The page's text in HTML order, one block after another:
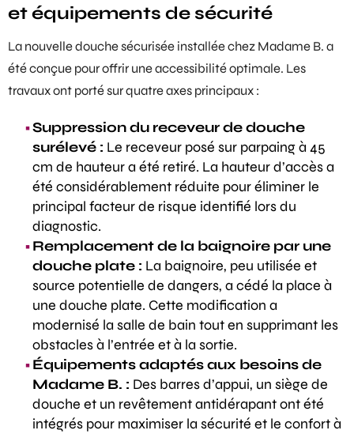
et équipements de sécurité
La nouvelle douche sécurisée installée chez Madame B. a
été conçue pour offrir une accessibilité optimale. Les
travaux ont porté sur quatre axes principaux :
Suppression du receveur de douche
surélevé : Le receveur posé sur parpaing à 45
cm de hauteur a été retiré. La hauteur d’accès a
été considérablement réduite pour éliminer le
principal facteur de risque identifié lors du
diagnostic.
Remplacement de la baignoire par une
douche plate : La baignoire, peu utilisée et
source potentielle de dangers, a cédé la place à
une douche plate. Cette modification a
modernisé la salle de bain tout en supprimant les
obstacles à l’entrée et à la sortie.
Équipements adaptés aux besoins de
Madame B. : Des barres d’appui, un siège de
douche et un revêtement antidérapant ont été
intégrés pour maximiser la sécurité et le confort à